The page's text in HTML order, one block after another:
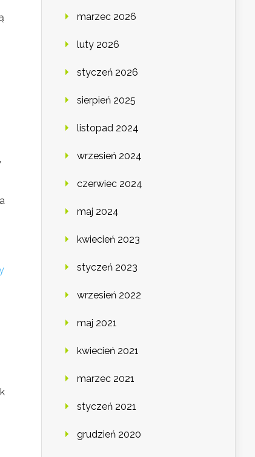
marzec 2026
luty 2026
styczeń 2026
sierpień 2025
listopad 2024
wrzesień 2024
czerwiec 2024
maj 2024
kwiecień 2023
styczeń 2023
wrzesień 2022
maj 2021
kwiecień 2021
marzec 2021
styczeń 2021
grudzień 2020